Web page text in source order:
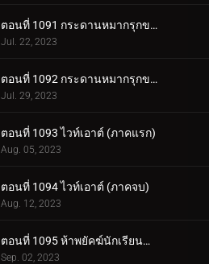
ตอนที่ 1091 กระดานหมากรุกของไทโค เมจิน (ภาคหมากชั้นเลิศ)
Jul. 22, 2023
ตอนที่ 1092 กระดานหมากรุกของไทโค เมจิน (ภาครุกฆาต)
Jul. 29, 2023
ตอนที่ 1093 ไวท์เอาต์ (ภาคแรก)
Aug. 05, 2023
ตอนที่ 1094 ไวท์เอาต์ (ภาคจบ)
Aug. 12, 2023
ตอนที่ 1095 ห้าพยัคฆ์นักเรียนตำรวจ Wild Police Story CASE.ดาเตะ วาตารุ
Sep. 02, 2023